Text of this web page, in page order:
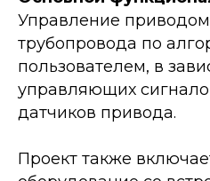
Управление приводом
трубопровода по
пользователем, в
управляющих
датчиков привода.
Проект также